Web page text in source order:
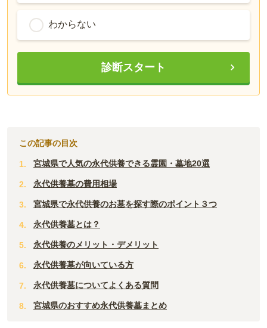
わからない
診断スタート
この記事の目次
宮城県で人気の永代供養できる霊園・墓地20選
永代供養墓の費用相場
宮城県で永代供養のお墓を探す際のポイント３つ
永代供養墓とは？
永代供養のメリット・デメリット
永代供養墓が向いている方
永代供養墓についてよくある質問
宮城県のおすすめ永代供養墓まとめ